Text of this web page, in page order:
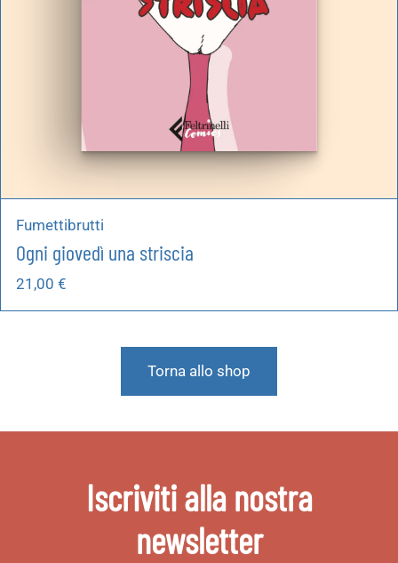
Fumettibrutti
Ogni giovedì una striscia
21,00 €
Torna allo shop
Iscriviti alla nostra
newsletter